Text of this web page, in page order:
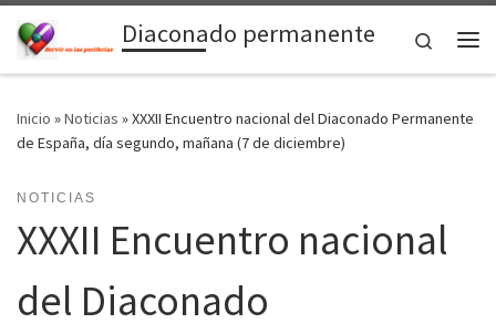
Saltar al contenidoDiaconado permanente
Search
Inicio »Noticias »XXXII Encuentro nacional del Diaconado Permanente
de España, día segundo, mañana (7 de diciembre)
NOTICIAS
XXXII Encuentro nacional
del Diaconado